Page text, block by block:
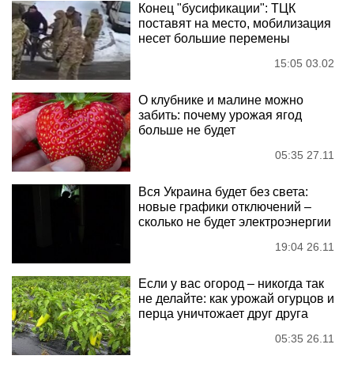
Конец "бусификации": ТЦК
поставят на место, мобилизация
несет большие перемены
15:05 03.02
О клубнике и малине можно
забить: почему урожая ягод
больше не будет
05:35 27.11
Вся Украина будет без света:
новые графики отключений –
сколько не будет электроэнергии
19:04 26.11
Если у вас огород – никогда так
не делайте: как урожай огурцов и
перца уничтожает друг друга
05:35 26.11